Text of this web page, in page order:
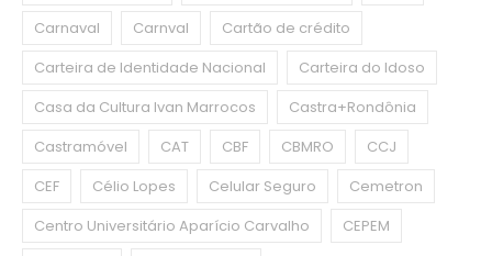
Carnaval
Carnval
Cartão de crédito
Carteira de Identidade Nacional
Carteira do Idoso
Casa da Cultura Ivan Marrocos
Castra+Rondônia
Castramóvel
CAT CBF CBMRO
CCJ
CEF
Célio Lopes Celular Seguro
Cemetron
Centro Universitário Aparício Carvalho
CEPEM